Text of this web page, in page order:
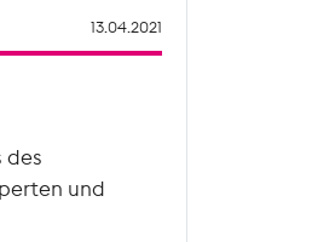
13.04.2021
des
und